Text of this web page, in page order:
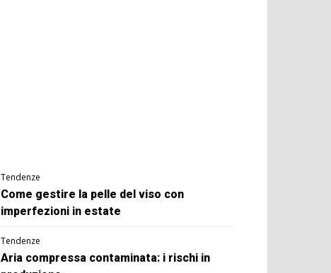
Tendenze
Come gestire la pelle del viso con
imperfezioni in estate
Tendenze
Aria compressa contaminata: i rischi in